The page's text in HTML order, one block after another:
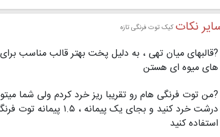
نکات کیک توت فرنگی تازه
?قالبهای میان تهی ، به دلیل پخت بهتر قالب مناسب
های میوه ای هستن
?من توت فرنگی هام رو تقریبا ریز خرد کردم ولی شما
درشت خرد کنید و بجای یک پیمانه ،
استفاده کنید